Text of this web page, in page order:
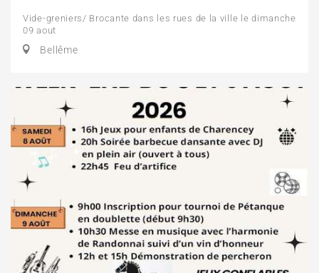
Vide-greniers/ Brocante dans les rues de la ville le dimanche
09 aout
Bellême